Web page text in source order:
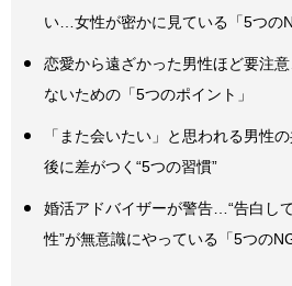
い…女性が密かに見ている「5つの
恋愛から遠ざかった男性ほど要注
ないための「5つのポイント」
「また会いたい」と思われる男性
後に差がつく“5つの習慣”
婚活アドバイザーが警告…“告白し
性”が無意識にやっている「5つの